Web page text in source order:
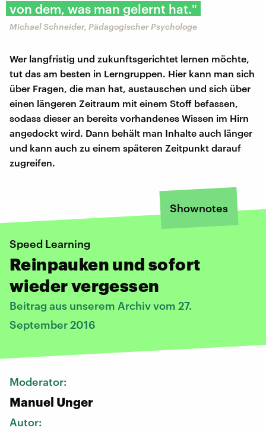
von dem, was man gelernt hat."
Michael Schneider, Pädagogischer Psychologe
Wer langfristig und zukunftsgerichtet lernen möchte,
tut das am besten in Lerngruppen. Hier kann man sich
über Fragen, die man hat, austauschen und sich über
einen längeren Zeitraum mit einem Stoff befassen,
sodass dieser an bereits vorhandenes Wissen im Hirn
angedockt wird. Dann behält man Inhalte auch länger
und kann auch zu einem späteren Zeitpunkt darauf
zugreifen.
Shownotes
Speed Learning
Reinpauken und sofort
wieder vergessen
Beitrag aus unserem Archiv vom 27.
September 2016
Moderator:
Manuel Unger
Autor: